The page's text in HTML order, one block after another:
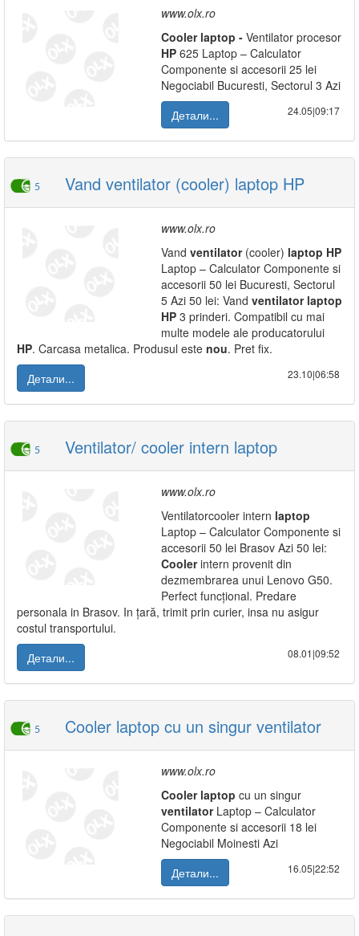
www.olx.ro
Cooler laptop - Ventilator procesor
HP 625 Laptop – Calculator
Componente si accesorii 25 lei
Negociabil Bucuresti, Sectorul 3 Azi
Детали...
24.05|09:17
5 Vand ventilator (cooler) laptop HP
www.olx.ro
Vand ventilator(cooler) laptop HP
Laptop – Calculator Componente si
accesorii 50 lei Bucuresti, Sectorul
5 Azi 50 lei: Vand ventilator laptop
HP 3 prinderi. Compatibil cu mai
multe modele ale producatorului
HP. Carcasa metalica. Produsul este nou. Pret fix.
Детали...
23.10|06:58
5 Ventilator/ cooler intern laptop
www.olx.ro
Ventilatorcooler intern laptop
Laptop – Calculator Componente si
accesorii 50 lei Brasov Azi 50 lei:
Coolerintern provenit din
dezmembrarea unui Lenovo G50.
Perfect funcțional. Predare
personala in Brasov. In țară, trimit prin curier, insa nu asigur
costul transportului.
Детали...
08.01|09:52
5 Cooler laptop cu un singur ventilator
www.olx.ro
Cooler laptop cu un singur
ventilatorLaptop – Calculator
Componente si accesorii 18 lei
Negociabil Moinesti Azi
Детали...
16.05|22:52